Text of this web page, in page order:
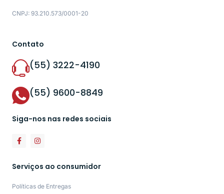
CNPJ: 93.210.573/0001-20
Contato
(55) 3222-4190
(55) 9600-8849
Siga-nos nas redes sociais
Serviços ao consumidor
Políticas de Entregas